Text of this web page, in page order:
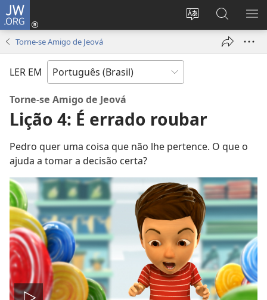
JW.ORG
Mudar
idioma
Log
janela)
Buscar
no
JW.ORG
Torne-se Amigo de Jeová
LER EM
Torne-se Amigo de Jeová
Lição 4: É errado roubar
Pedro quer uma coisa que não lhe pertence. O que o
ajuda a tomar a decisão certa?